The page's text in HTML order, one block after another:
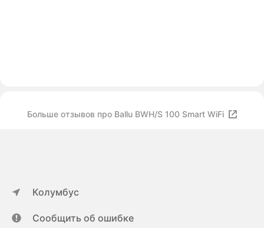
Больше отзывов про Ballu BWH/S 100 Smart WiFi
Колумбус
Сообщить об ошибке